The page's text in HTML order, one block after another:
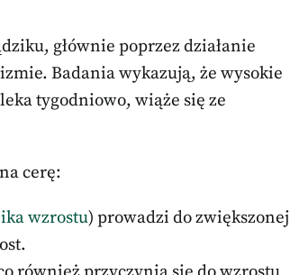
głównie poprzez działanie
Badania wykazują, że wysokie
tygodniowo, wiąże się ze
cerę:
wzrostu) prowadzi do zwiększonej